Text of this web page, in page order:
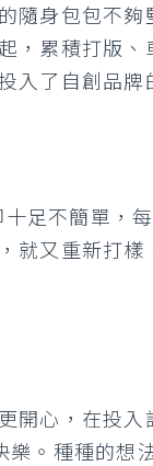
隨身包包不
，累積打版
入了自創品牌
足不簡單，
就又重新打
開心，在投
。種種的想